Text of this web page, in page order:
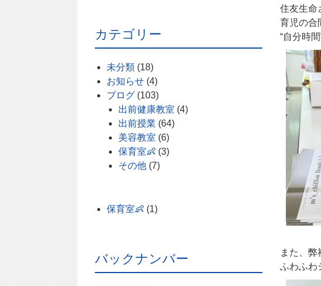
住友生命
育児の合
“自分時
また、弊
ふわふわ
カテゴリー
未分類 (18)
お知らせ (4)
ブログ (103)
出前健康教室 (4)
出前授業 (64)
美容教室 (6)
保育室👶 (3)
その他 (7)
保育室👶 (1)
バックナンバー